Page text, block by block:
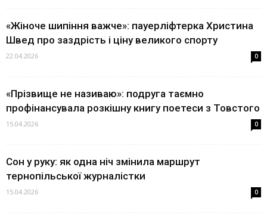
«Жіноче шипіння важче»: пауерліфтерка Христина
Швед про заздрість і ціну великого спорту
22.04.2026 0
«Прізвище не називаю»: подруга таємно
профінансувала розкішну книгу поетеси з Товстого
15.04.2026 0
Сон у руку: як одна ніч змінила маршрут
тернопільської журналістки
15.04.2026 0